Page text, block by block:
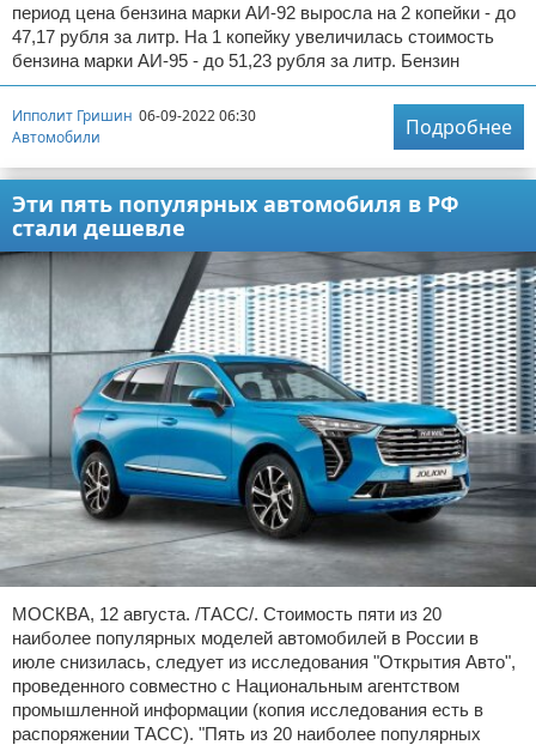
период цена бензина марки АИ-92 выросла на 2 копейки - до
47,17 рубля за литр. На 1 копейку увеличилась стоимость
бензина марки АИ-95 - до 51,23 рубля за литр. Бензин
Ипполит Гришин 06-09-2022 06:30
Автомобили
Подробнее
Эти пять популярных автомобиля в РФ
стали дешевле
МОСКВА, 12 августа. /ТАСС/. Стоимость пяти из 20
наиболее популярных моделей автомобилей в России в
июле снизилась, следует из исследования "Открытия Авто",
проведенного совместно с Национальным агентством
промышленной информации (копия исследования есть в
распоряжении ТАСС). "Пять из 20 наиболее популярных